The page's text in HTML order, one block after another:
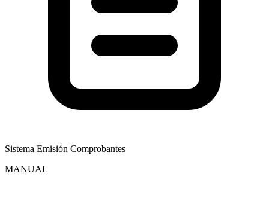
Sistema Emisión Comprobantes
MANUAL